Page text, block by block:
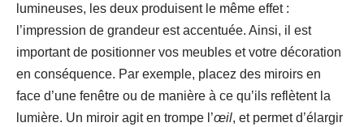
lumineuses, les deux produisent le même effet :
l’impression de grandeur est accentuée. Ainsi, il est
important de positionner vos meubles et votre décoration
en conséquence. Par exemple, placez des miroirs en
face d’une fenêtre ou de manière à ce qu’ils reflètent la
lumière. Un miroir agit en trompe l’œil, et permet d’élargir